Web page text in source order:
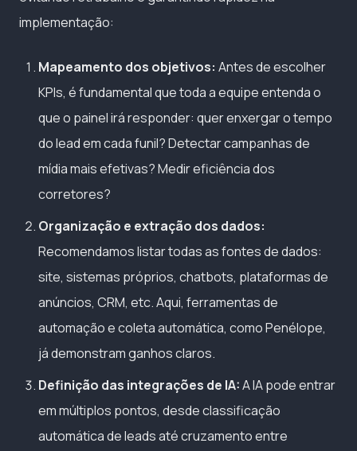
implementação:
Mapeamento dos objetivos: Antes de escolher
KPIs, é fundamental que toda a equipe entenda o
que o painel irá responder: quer enxergar o tempo
do lead em cada funil? Detectar campanhas de
mídia mais efetivas? Medir eficiência dos
corretores?
Organização e extração dos dados:
Recomendamos listar todas as fontes de dados:
site, sistemas próprios, chatbots, plataformas de
anúncios, CRM, etc. Aqui, ferramentas de
automação e coleta automática, como Penélope,
já demonstram ganhos claros.
Definição das integrações de IA:A IA pode entrar
em múltiplos pontos, desde classificação
automática de leads até cruzamento entre